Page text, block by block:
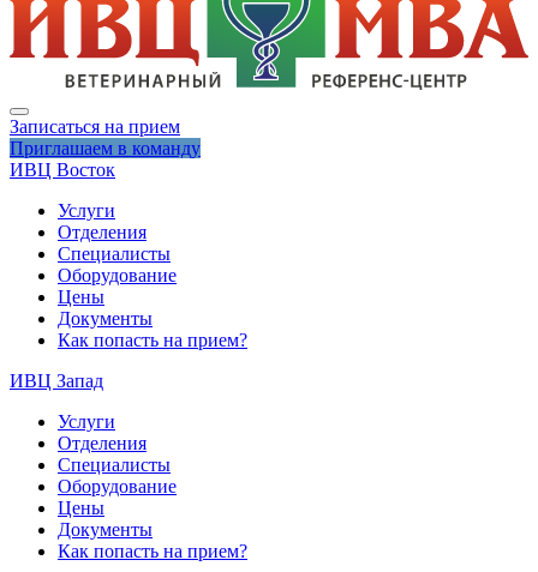
Записаться на прием
Приглашаем в команду
ИВЦ Восток
Услуги
Отделения
Специалисты
Оборудование
Цены
Документы
Как попасть на прием?
ИВЦ Запад
Услуги
Отделения
Специалисты
Оборудование
Цены
Документы
Как попасть на прием?